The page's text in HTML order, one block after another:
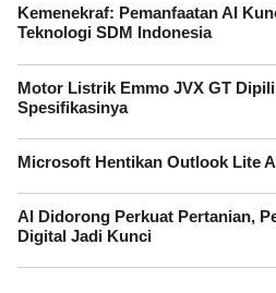
Kemenekraf: Pemanfaatan AI
Teknologi SDM Indonesia
Motor Listrik Emmo JVX GT
Spesifikasinya
Microsoft Hentikan Outlook Lite
AI Didorong Perkuat Pertanian,
Digital Jadi Kunci